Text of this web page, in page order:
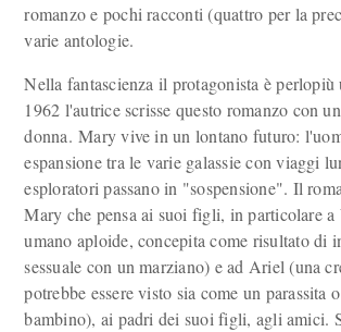
romanzo e pochi racconti (quattro per la
varie antologie.
Nella fantascienza il protagonista è perlopiù
1962 l'autrice scrisse questo romanzo con
donna. Mary vive in un lontano futuro:
espansione tra le varie galassie con viaggi
esploratori passano in "sospensione". Il
Mary che pensa ai suoi figli, in particolare a
umano aploide, concepita come risultato di
sessuale con un marziano) e ad Ariel (una
potrebbe essere visto sia come un parassita
bambino), ai padri dei suoi figli, agli amici.